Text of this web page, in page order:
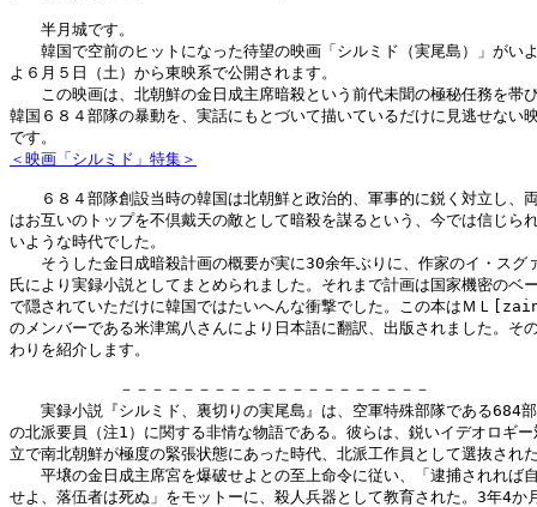
半月城です。
韓国で空前のヒットになった待望の映画「シルミド（実尾島）」がい
よ６月５日（土）から東映系で公開されます。
この映画は、北朝鮮の金日成主席暗殺という前代未聞の極秘任務を帯
韓国６８４部隊の暴動を、実話にもとづいて描いているだけに見逃せない
＜映画「シルミド」特集＞
６８４部隊創設当時の韓国は北朝鮮と政治的、軍事的に鋭く対立し、
はお互いのトップを不倶戴天の敵として暗殺を謀るという、今では信じら
いような時代でした。
そうした金日成暗殺計画の概要が実に30余年ぶりに、作家のイ・スグ
氏により実録小説としてまとめられました。それまで計画は国家機密のベ
で隠されていただけに韓国ではたいへんな衝撃でした。この本はＭＬ
のメンバーである米津篤八さんにより日本語に翻訳、出版されました。そ
わりを紹介します。
－－－－－－－－－－－－－－－－－－－－
実録小説『シルミド、裏切りの実尾島』は、空軍特殊部隊である684
の北派要員（注1）に関する非情な物語である。彼らは、鋭いイデオロギー
立で南北朝鮮が極度の緊張状態にあった時代、北派工作員として選抜され
平壌の金日成主席宮を爆破せよとの至上命令に従い、「逮捕されれば
せよ、落伍者は死ぬ」をモットーに、殺人兵器として教育された。3年4か